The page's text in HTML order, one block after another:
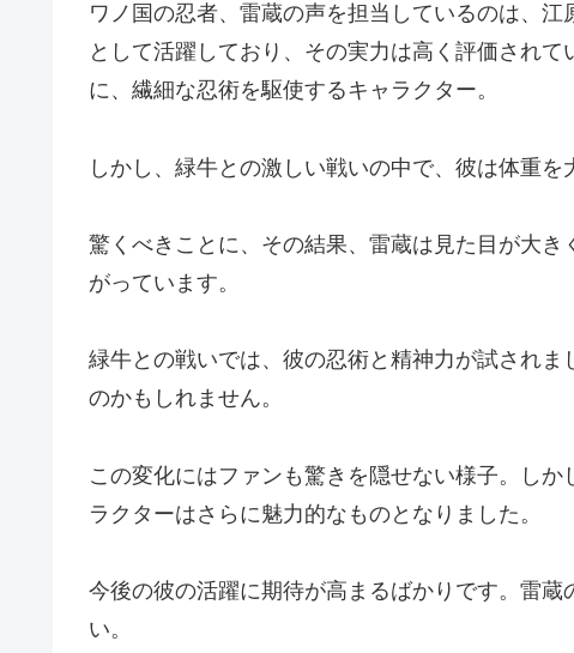
ワノ国の忍者、雷蔵の声を担当しているのは、
として活躍しており、その実力は高く評価され
に、繊細な忍術を駆使するキャラクター。
しかし、緑牛との激しい戦いの中で、彼は体重を
驚くべきことに、その結果、雷蔵は見た目が大
がっています。
緑牛との戦いでは、彼の忍術と精神力が試され
のかもしれません。
この変化にはファンも驚きを隠せない様子。し
ラクターはさらに魅力的なものとなりました。
今後の彼の活躍に期待が高まるばかりです。雷
い。